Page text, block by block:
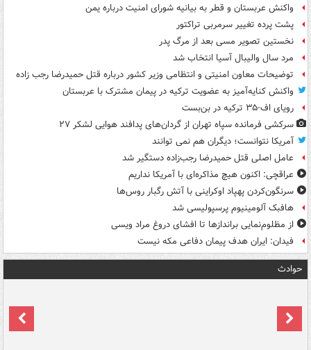
واکنش عربستان و قطر به بیانیه شورای امنیت درباره یمن
پشت پرده تغییر سرمربی تراکتور
نخستین تصویر مسی بعد از مرگ پدر
مرد سال والیبال آسیا انتخاب شد
توضیحات معاون امنیتی و انتظامی وزیر کشور درباره قتل حمیدرضا رجب زاده
واکنش کنایه‌آمیز به عضویت ترکیه در پیمان مشترک با عربستان
رویای اف-۳۵ ترکیه در بن‌بست
سرکشی فرمانده سپاه تهران از گردان‌های پدافند هوایی لشکر ۲۷
آمریکا نتوانست؛ دیگران هم نمی توانند
عامل اصلی قتل حمیدرضا رجب‌زاده دستگیر شد
عراقچی: اکنون هیچ مذاکره‌ای با آمریکا نداریم
سرنگون‌کردن پهپاد اوکراینی با آتش رگبار روس‌ها
هافبک آلومینیوم پرسپولیسی شد
از مظلوم‌نمایی براندازها تا افشای دروغ مراد ویسی
فیدان: ایران هدف پیمان دفاعی مکه نیست
حوادث